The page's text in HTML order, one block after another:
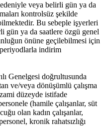
veya belirli gün ya da
kontrolsüz şekilde
Bu sebeple işyerleri
gün ya da saatlere özgü genel
önüne geçilebilmesi için
indirim
Genelgesi doğrultusunda
ve/veya dönüşümlü çalışma
düzeyde istifade
(hamile çalışanlar, süt
olan kadın çalışanlar,
kronik rahatsızlığı